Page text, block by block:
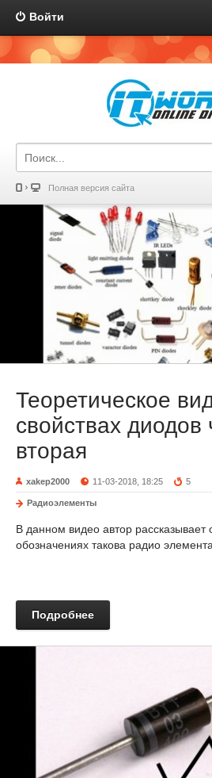
Войти
Полная версия сайта
Теоретическое
свойствах диодов
вторая
xakep2000 11-03-2018, 18:25 5
Радиоэлементы
В данном видео автор рассказывает
обозначениях такова радио
Подробнее